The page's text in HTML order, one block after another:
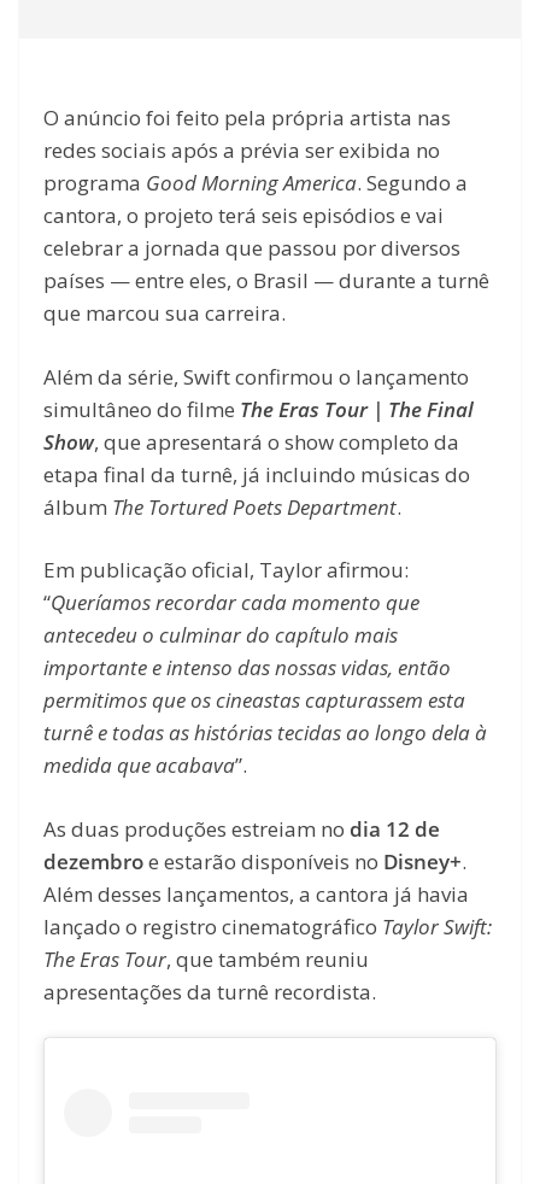
O anúncio foi feito pela própria artista nas
redes sociais após a prévia ser exibida no
programa Good Morning America. Segundo a
cantora, o projeto terá seis episódios e vai
celebrar a jornada que passou por diversos
países — entre eles, o Brasil — durante a turnê
que marcou sua carreira.
Além da série, Swift confirmou o lançamento
simultâneo do filme The Eras Tour | The Final
Show, que apresentará o show completo da
etapa final da turnê, já incluindo músicas do
álbum The Tortured Poets Department.
Em publicação oficial, Taylor afirmou:
“Queríamos recordar cada momento que
antecedeu o culminar do capítulo mais
importante e intenso das nossas vidas, então
permitimos que os cineastas capturassem esta
turnê e todas as histórias tecidas ao longo dela à
medida que acabava”.
As duas produções estreiam no dia 12 de
dezembroe estarão disponíveis no Disney+.
Além desses lançamentos, a cantora já havia
lançado o registro cinematográfico Taylor Swift:
The Eras Tour, que também reuniu
apresentações da turnê recordista.